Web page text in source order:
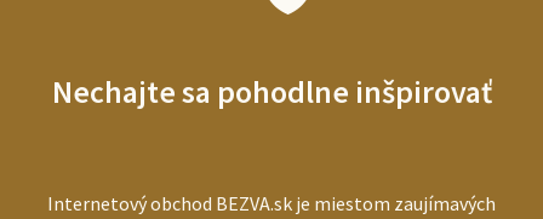
ľudí
Nechajte sa pohodlne inšpirovať
Internetový obchod BEZVA.sk je miestom zaujímavých